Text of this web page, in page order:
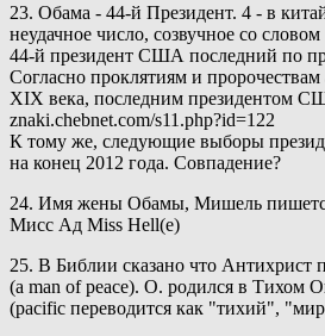
23. Обама - 44-й Президент. 4 - в
неудачное число, созвучное со
44-й президент США последний по
Согласно проклятиям и
XIX века, последним президентом
znaki.chebnet.com/s11.php?id=122
К тому же, следующие выборы
на конец 2012 года. Совпадение?
24. Имя жены Обамы, Мишель
Мисс Ад Miss Hell(e)
25. В Библии сказано что Антихрист
(a man of peace). О. родился в Тихом
(pacific переводится как "тихий",